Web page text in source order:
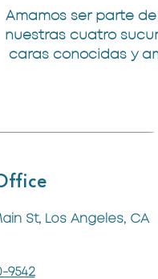
Amamos ser parte
nuestras cuatro
caras conocidas y
St, Los Angeles, CA
9542